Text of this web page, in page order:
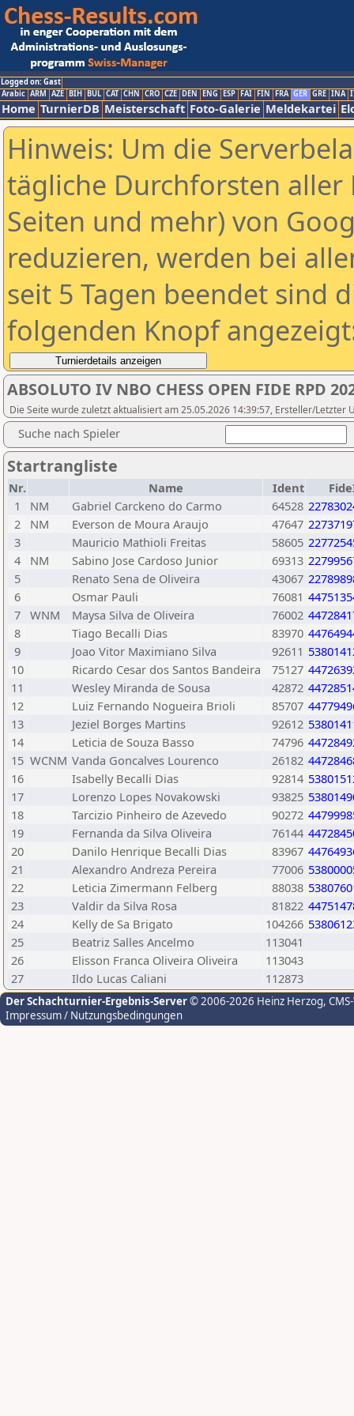
Logged on: Gast
Arabic ARM AZE BIH BUL CAT CHN CRO CZE DEN ENG ESP FAI FIN FRA GER GRE INA
Home TurnierDB Meisterschaft Foto-Galerie Meldekartei
Hinweis: Um die
tägliche Durchforsten aller
Seiten und mehr) von
reduzieren, werden bei
seit 5 Tagen beendet sind
folgenden Knopf
ABSOLUTO IV NBO CHESS OPEN FIDE RPD
Die Seite wurde zuletzt aktualisiert am 25.05.2026 14:39:57, Ersteller/Letzter
Suche nach Spieler
Startrangliste
Nr. Name Ident
1
NM Gabriel Carckeno do Carmo 64528
2
NM Everson de Moura Araujo 47647
3
Mauricio Mathioli Freitas 58605
4
NM Sabino Jose Cardoso Junior 69313
5
Renato Sena de Oliveira 43067
6
Osmar Pauli 76081
7 WNM Maysa Silva de Oliveira 76002
8
Tiago Becalli Dias 83970
9
Joao Vitor Maximiano Silva 92611
10
Ricardo Cesar dos Santos Bandeira 75127
11
Wesley Miranda de Sousa 42872
12
Luiz Fernando Nogueira Brioli 85707
13
Jeziel Borges Martins 92612
14
Leticia de Souza Basso 74796
15 WCNM Vanda Goncalves Lourenco 26182
16
Isabelly Becalli Dias 92814
17
Lorenzo Lopes Novakowski 93825
18
Tarcizio Pinheiro de Azevedo 90272
19
Fernanda da Silva Oliveira 76144
20
Danilo Henrique Becalli Dias 83967
21
Alexandro Andreza Pereira 77006
22
Leticia Zimermann Felberg 88038
23
Valdir da Silva Rosa 81822
24
Kelly de Sa Brigato 104266
25
Beatriz Salles Ancelmo
113041
26
Elisson Franca Oliveira Oliveira
113043
27
Ildo Lucas Caliani 112873
Der Schachturnier-Ergebnis-Server© 2006-2026 Heinz Herzog,
Impressum / Nutzungsbedingungen